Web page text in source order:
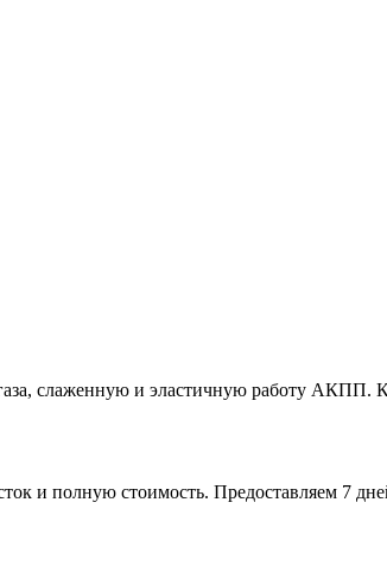
слаженную и эластичную работу АКПП.
и полную стоимость. Предоставляем 7